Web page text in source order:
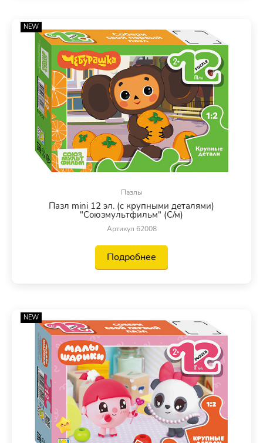
NEW
Пазлы
Пазл mini 12 эл. (с крупными деталями)
"Союзмультфильм" (С/м)
Артикул 62008
Подробнее
NEW